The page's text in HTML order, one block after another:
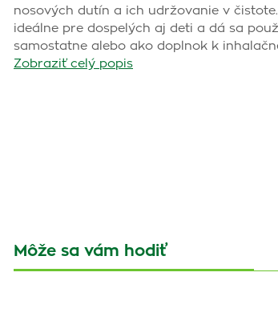
nosových dutín a ich udržovanie v
ideálne pre dospelých aj deti a dá sa
samostatne alebo ako doplnok k
Zobraziť celý popis
Môže sa vám hodiť